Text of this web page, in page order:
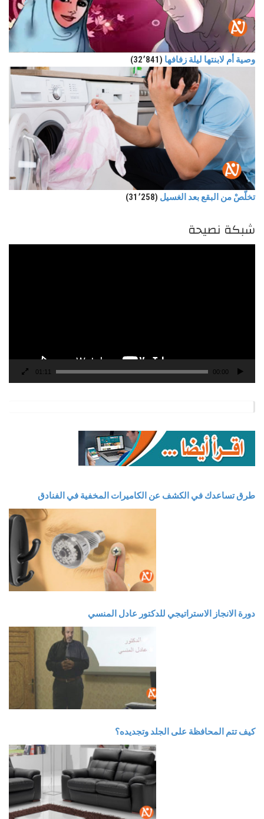
وصية أم لابنتها ليلة زفافها (32٬841)
تخلّصْ من البقع بعد الغسيل (31٬258)
شبكة نصيحة
00:00
01:11
طرق تساعدك في الكشف عن الكاميرات المخفية في الفنادق
دورة الانجاز الاستراتيجي للدكتور عادل المنسي
كيف تتم المحافظة على الجلد وتجديده؟